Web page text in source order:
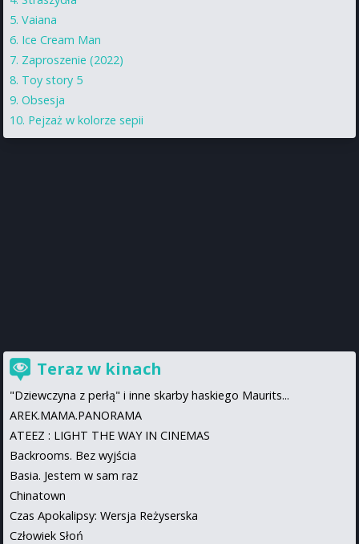
Vaiana
Ice Cream Man
Zaproszenie (2022)
Toy story 5
Obsesja
Pejzaż w kolorze sepii
Teraz w kinach
"Dziewczyna z perłą" i inne skarby haskiego Maurits...
AREK.MAMA.PANORAMA
ATEEZ : LIGHT THE WAY IN CINEMAS
Backrooms. Bez wyjścia
Basia. Jestem w sam raz
Chinatown
Czas Apokalipsy: Wersja Reżyserska
Człowiek Słoń